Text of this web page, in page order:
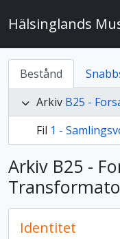
Hälsinglands
Bestånd
Arkiv B25 - Forsa
Fil 1 -
Arkiv B25 -
Identitet